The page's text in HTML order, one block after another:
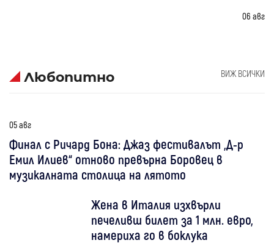
06 авг
Любопитно ВИЖ ВСИЧКИ
05 авг
Финал с Ричард Бона: Джаз фестивалът „Д-р
Емил Илиев“ отново превърна Боровец в
музикалната столица на лятото
Жена в Италия изхвърли
печеливш билет за 1 млн. евро,
намериха го в боклука